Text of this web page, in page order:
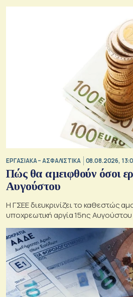
ΕΡΓΑΣΙΑΚΑ – ΑΣΦΑΛΙΣΤΙΚΑ 08.08.2026,
Πώς θα αμειφθούν όσοι
Αυγούστου
Η ΓΣΕΕ διευκρινίζει το καθεστώς
υποχρεωτική αργία 15ης Αυγούστου